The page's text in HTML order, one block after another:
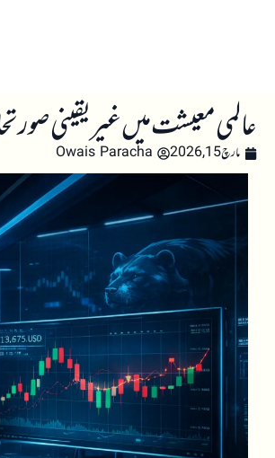
عالمی معیشت میں غیر یقینی
مارچ 15, 2026 Owais Paracha